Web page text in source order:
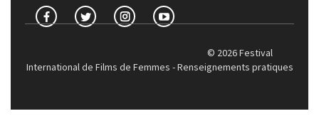
© 2026 Festival
International de Films de Femmes -Renseignements pratiques